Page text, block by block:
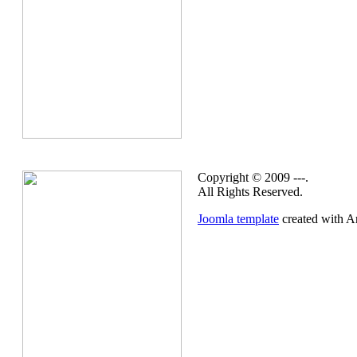
Copyright © 2009 ---.
All Rights Reserved.
Joomla template created with